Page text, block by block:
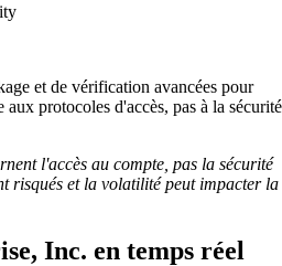
et de vérification avancées pour
protocoles d'accès, pas à la sécurité
l'accès au compte, pas la sécurité
risqués et la volatilité peut impacter la
Inc. en temps réel